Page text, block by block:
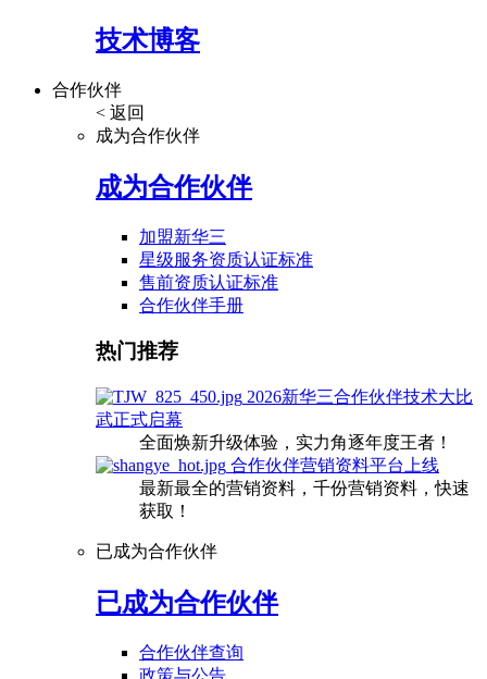
技术博客
合作伙伴
< 返回
成为合作伙伴
成为合作伙伴
加盟新华三
星级服务资质认证标准
售前资质认证标准
合作伙伴手册
热门推荐
2026新华三合作伙伴技术大比
武正式启幕
全面焕新升级体验，实力角逐年度王者！
合作伙伴营销资料平台上线
最新最全的营销资料，千份营销资料，快速
获取！
已成为合作伙伴
已成为合作伙伴
合作伙伴查询
政策与公告